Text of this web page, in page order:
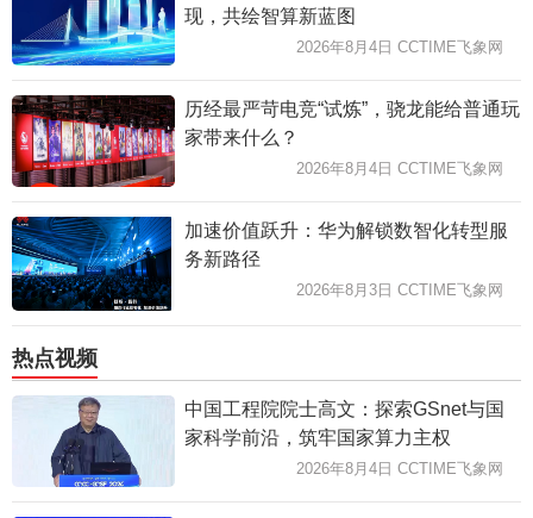
现，共绘智算新蓝图
2026年8月4日 CCTIME飞象网
历经最严苛电竞“试炼”，骁龙能给普通玩
家带来什么？
2026年8月4日 CCTIME飞象网
加速价值跃升：华为解锁数智化转型服
务新路径
2026年8月3日 CCTIME飞象网
热点视频
中国工程院院士高文：探索GSnet与国
家科学前沿，筑牢国家算力主权
2026年8月4日 CCTIME飞象网